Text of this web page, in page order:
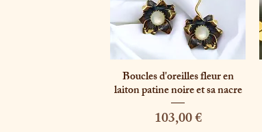
Aperçu rapide
Boucles d'oreilles fleur en
laiton patine noire et sa nacre
Prix
103,00 €